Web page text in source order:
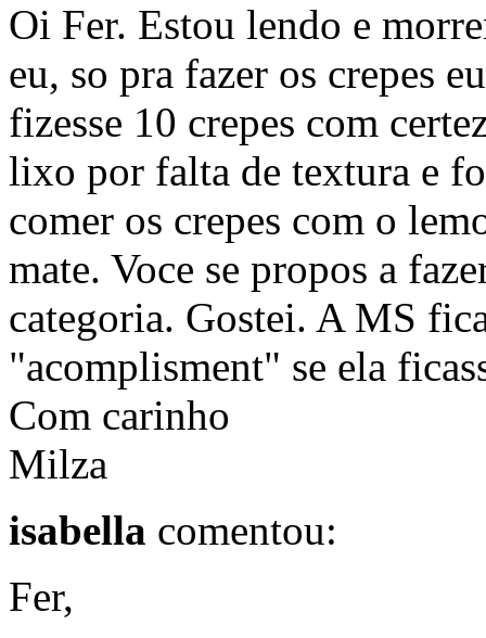
Oi Fer. Estou lendo e
eu, so pra fazer os crepes
fizesse 10 crepes com
lixo por falta de textura e
comer os crepes com o
mate. Voce se propos a
categoria. Gostei. A MS
"acomplisment" se ela
Com carinho
Milza
isabella comentou:
Fer,